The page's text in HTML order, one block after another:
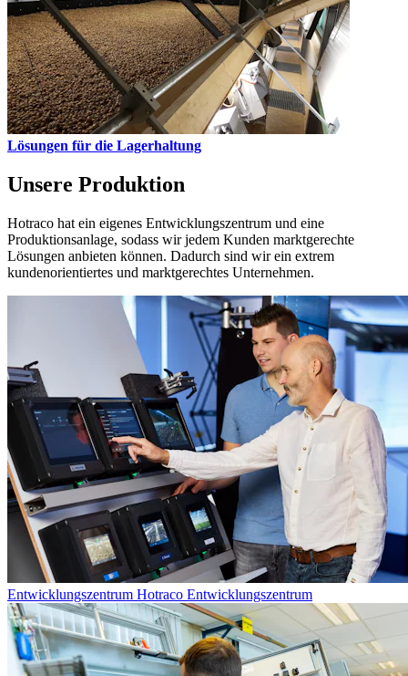
Lösungen für die Lagerhaltung
Unsere Produktion
Hotraco hat ein eigenes Entwicklungszentrum und eine
Produktionsanlage, sodass wir jedem Kunden marktgerechte
Lösungen anbieten können. Dadurch sind wir ein extrem
kundenorientiertes und marktgerechtes Unternehmen.
Entwicklungszentrum Hotraco Entwicklungszentrum